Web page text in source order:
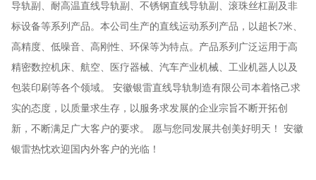
导轨副、耐高温直线导轨副、不锈钢直线导轨副、滚珠丝杠副及非
标设备等系列产品。本公司生产的直线运动系列产品，以超长7米、
高精度、低噪音、高刚性、环保等为特点。产品系列广泛运用于高
精密数控机床、航空、医疗器械、汽车产业机械、工业机器人以及
包装印刷等各个领域。 安徽银雷直线导轨制造有限公司本着恪己求
实的态度，以质量求生存，以服务求发展的企业宗旨不断开拓创
新，不断满足广大客户的要求。 愿与您同发展共创美好明天！ 安徽
银雷热忱欢迎国内外客户的光临！